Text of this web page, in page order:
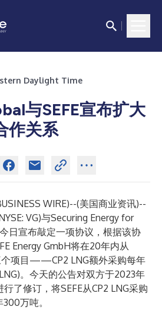
Daylight Time
与SEFE宣布扩大
作关系
WIRE)--(美国商业资讯)--
VG)与Securing Energy for
日宣布敲定一项协议，根据该协
Energy GmbH将在20年内从
个项目——CP2 LNG额外采购每年
。今天的公告对双方于2023年
了修订，将SEFE从CP2 LNG采购
万吨。